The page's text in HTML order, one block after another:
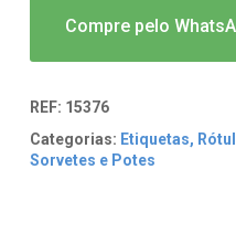
Compre pelo
REF: 15376
Categorias: Etiquetas,
Sorvetes e Potes